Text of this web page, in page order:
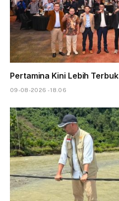
Pertamina Kini Lebih
09-08-2026 - 18.06